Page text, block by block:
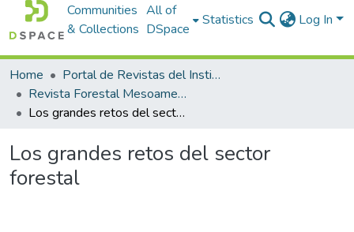
Communities
& Collections
All of
DSpace
Statistics Log In
Home
Portal de Revistas del Instituto Tecnológico de Costa Rica
Revista Forestal Mesoamericana Kurú
Los grandes retos del sector forestal
Los grandes retos del sector
forestal